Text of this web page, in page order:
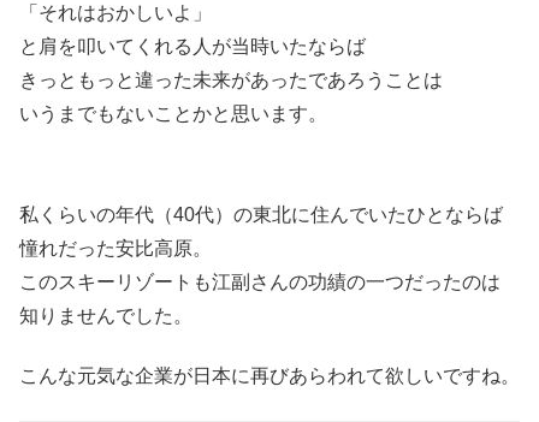
「それはおかしいよ」
と肩を叩いてくれる人が当時いたならば
きっともっと違った未来があったであろうことは
いうまでもないことかと思います。
私くらいの年代（40代）の東北に住んでいたひとならば
憧れだった安比高原。
このスキーリゾートも江副さんの功績の一つだったのは
知りませんでした。
こんな元気な企業が日本に再びあらわれて欲しいですね。